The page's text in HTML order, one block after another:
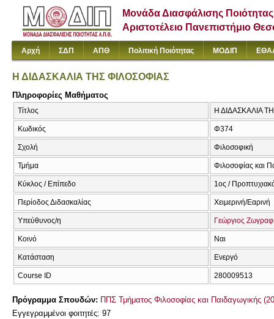
Μονάδα Διασφάλισης Ποιότητας
Αριστοτέλειο Πανεπιστήμιο
Αρχή ΣΔΠ ΑΠΘ Πολιτική Ποιότητας ΜΟΔΙΠ
Η ΔΙΔΑΣΚΑΛΙΑ ΤΗΣ ΦΙΛΟΣΟΦΙΑΣ
Πληροφορίες Μαθήματος
Τίτλος Η ΔΙΔΑΣΚΑΛΙΑ
Κωδικός Φ374
Σχολή Φιλοσοφική
Τμήμα Φιλοσοφίας και
Κύκλος / Επίπεδο 1ος /
Περίοδος Διδασκαλίας Χειμερινή/Εαρινή
Υπεύθυνος/η Γεώργιος
Κοινό Ναι
Κατάσταση Ενεργό
Course ID 280009513
Πρόγραμμα Σπουδών: ΠΠΣ Τμήματος Φιλοσοφίας και Παιδαγωγικής
Εγγεγραμμένοι φοιτητές: 97